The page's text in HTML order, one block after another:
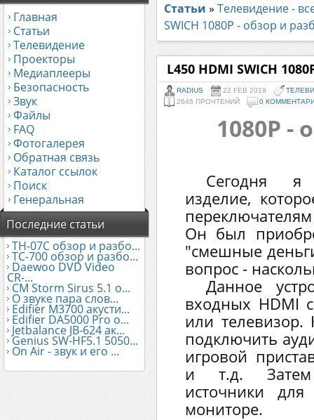
Главная
Статьи
Телевидение
Проекторы
Медиаплееры
Безопасность
Звук
Файлы
FAQ
Фотогалерея
Обратная связь
Каталог ссылок
Поиск
Генеральная
Последние статьи
TH-07C обзор и разбо...
TC-700 обзор и разбо...
Daewoo DVD Video
CR-...
CM Storm Sirus 5.1 о...
О звуке пара слов...
Edifier М3700 акусти...
Edifier DA5000 Pro о...
Jetbalance JB-624 ак...
Genius SW-HF5.1 5050...
On Air - звук и его ...
Статьи » Телевидение -
SWICH 1080P - обзор и
L450 HDMI SWICH
RADIUS 22 FEB 2019
2646 ПРОЧТЕНИЙ
0
1080P -
Сегодня я
изделие,
Он был
"смешные
вопрос -
Данное
входных HDMI
или
подключить
игровой
и т.д. Затем
источники
мониторе.